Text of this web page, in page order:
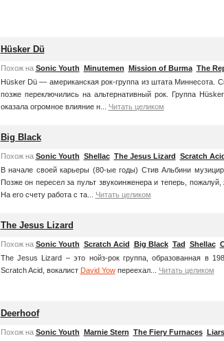
Hüsker Dü
Похож на Sonic Youth Minutemen Mission of Burma The
Hüsker Dü — американская рок-группа из штата Миннесота.
позже переключились на альтернативный рок. Группа
оказала огромное влияние н...
Читать целиком
Big Black
Похож на Sonic Youth Shellac The Jesus Lizard Scratch
В начале своей карьеры (80-ые годы) Стив Альбини
Позже он пересел за пульт звукоинженера и теперь,
На его счету работа c та...
Читать целиком
The Jesus Lizard
Похож на Sonic Youth Scratch Acid Big Black Tad Shellac
The Jesus Lizard – это нойз-рок группа, образованная в
Scratch Acid, вокалист David Yowпереехал... Читать целиком
Deerhoof
Похож на Sonic Youth Marnie Stern The Fiery Furnaces Liars